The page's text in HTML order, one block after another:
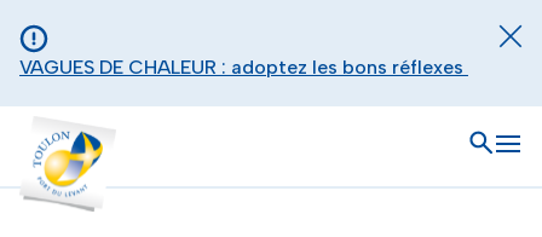
VAGUES DE CHALEUR : adoptez les bons réflexes
Toulon - Port du levant, retour à l'accueil
Ouvrir